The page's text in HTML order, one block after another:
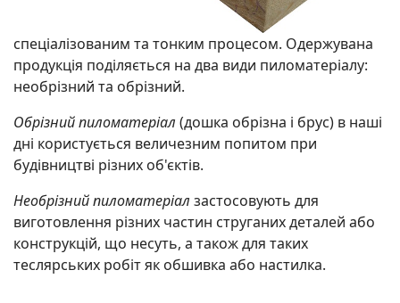
спеціалізованим та тонким процесом. Одержувана
продукція поділяється на два види пиломатеріалу:
необрізний та обрізний.
Обрізний пиломатеріал (дошка обрізна і брус) в наші
дні користується величезним попитом при
будівництві різних об'єктів.
Необрізний пиломатеріал застосовують для
виготовлення різних частин струганих деталей або
конструкцій, що несуть, а також для таких
теслярських робіт як обшивка або настилка.